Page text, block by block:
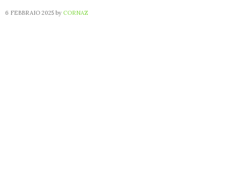
6 FEBBRAIO 2025 by CORNAZ